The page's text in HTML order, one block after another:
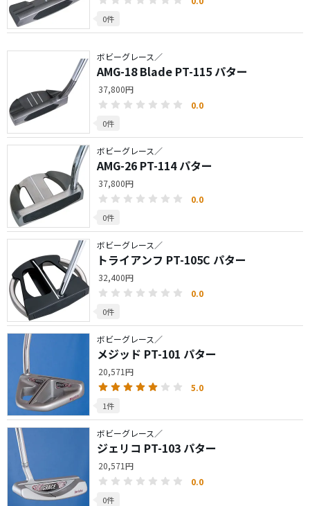
0件
ボビーグレース／
AMG-18 Blade PT-115 パター
37,800円
0.0
0件
ボビーグレース／
AMG-26 PT-114 パター
37,800円
0.0
0件
ボビーグレース／
トライアンフ PT-105C パター
32,400円
0.0
0件
ボビーグレース／
メジッド PT-101 パター
20,571円
5.0
1件
ボビーグレース／
ジェリコ PT-103 パター
20,571円
0.0
0件